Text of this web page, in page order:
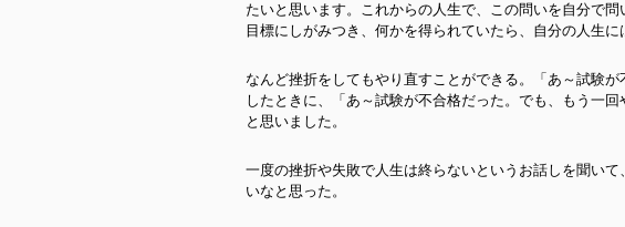
たいと思います。これからの人生で、この問いを自分で
目標にしがみつき、何かを得られていたら、自分の人生に
なんど挫折をしてもやり直すことができる。「あ～試験
したときに、「あ～試験が不合格だった。でも、もう一
と思いました。
一度の挫折や失敗で人生は終らないというお話しを聞い
いなと思った。